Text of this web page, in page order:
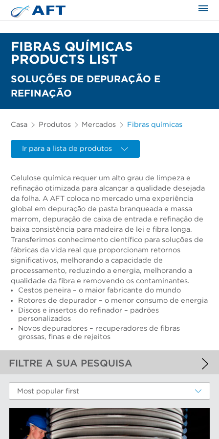
FIBRAS QUÍMICAS
PRODUCTS LIST
SOLUÇÕES DE DEPURAÇÃO E
REFINAÇÃO
Casa Produtos Mercados Fibras químicas
Ir para a lista de produtos
Celulose química requer um alto grau de limpeza e
refinação otimizada para alcançar a qualidade desejada
da folha. A AFT coloca no mercado uma experiência
global em depuração de pasta branqueada e massa
marrom, depuração de caixa de entrada e refinação de
baixa consistência para madeira de lei e fibra longa.
Transferimos conhecimento científico para soluções de
fábricas da vida real que proporcionam retornos
significativos, melhorando a capacidade de
processamento, reduzindo a energia, melhorando a
qualidade da fibra e removendo os contaminantes.
Cestos peneira – o maior fabricante do mundo
Rotores de depurador – o menor consumo de energia
Discos e insertos do refinador – padrões
personalizados
Novos depuradores – recuperadores de fibras
grossas, finas e de rejeitos
FILTRE A SUA PESQUISA
FILTROS APLICADOS
Fibras químicas
MAIS FILTROS
Most popular first